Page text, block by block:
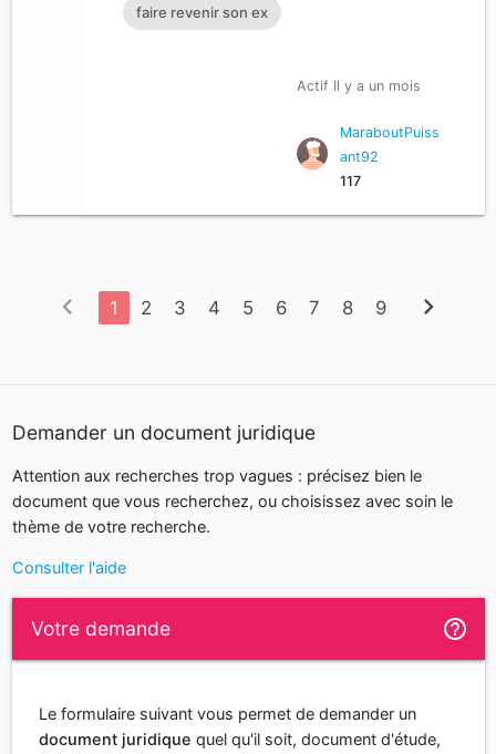
faire revenir son ex
Actif Il y a un mois
MaraboutPuiss
ant92
117
chevron_left 1 2 3 4 5 6 7 8 9 chevron_right
Demander un document juridique
Attention aux recherches trop vagues : précisez bien le
document que vous recherchez, ou choisissez avec soin le
thème de votre recherche.
Consulter l'aide
Votre demande help_outline
Le formulaire suivant vous permet de demander un
document juridique quel qu'il soit, document d'étude,